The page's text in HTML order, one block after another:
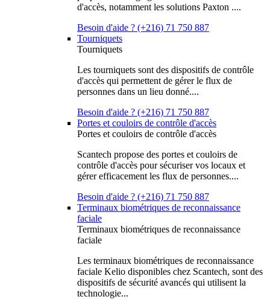
d'accès, notamment les solutions Paxton ....
Besoin d'aide ? (+216) 71 750 887
Tourniquets
Tourniquets
Les tourniquets sont des dispositifs de contrôle
d'accès qui permettent de gérer le flux de
personnes dans un lieu donné....
Besoin d'aide ? (+216) 71 750 887
Portes et couloirs de contrôle d'accès
Portes et couloirs de contrôle d'accès
Scantech propose des portes et couloirs de
contrôle d'accès pour sécuriser vos locaux et
gérer efficacement les flux de personnes....
Besoin d'aide ? (+216) 71 750 887
Terminaux biométriques de reconnaissance
faciale
Terminaux biométriques de reconnaissance
faciale
Les terminaux biométriques de reconnaissance
faciale Kelio disponibles chez Scantech, sont des
dispositifs de sécurité avancés qui utilisent la
technologie...